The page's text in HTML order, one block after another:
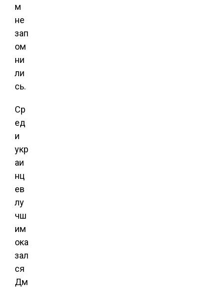
м
не
зап
ом
ни
ли
сь.
Ср
ед
и
укр
аи
нц
ев
лу
чш
им
ока
зал
ся
Дм